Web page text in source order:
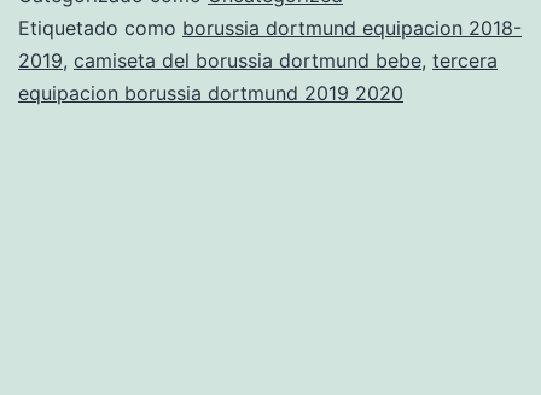
baloncesto
Etiquetado como borussia dortmund equipacion 2018-
2019, camiseta del borussia dortmund bebe, tercera
equipacion borussia dortmund 2019 2020